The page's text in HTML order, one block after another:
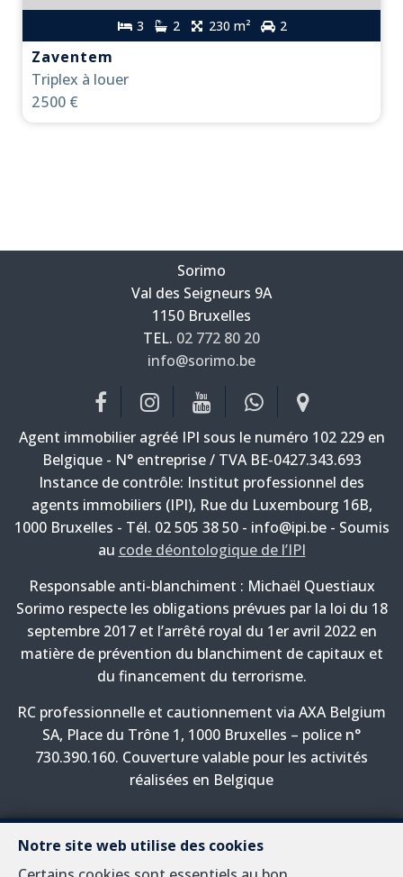
3 2 230 m² 2
Zaventem
Triplex à louer
2 500 €
Notre site web utilise des cookies
Sorimo
—
Val des Seigneurs 9A
—
1150 Bruxelles
TEL. 02 772 80 20
—
info@sorimo.be
Agent immobilier agréé IPI sous le numéro 102 229 en
Belgique - N° entreprise / TVA BE-0427.343.693
Instance de contrôle: Institut professionnel des
agents immobiliers (IPI), Rue du Luxembourg 16B,
1000 Bruxelles - Tél. 02 505 38 50 - info@ipi.be - Soumis
au code déontologique de l’IPI
Responsable anti-blanchiment : Michaël Questiaux
Sorimo respecte les obligations prévues par la loi du 18
septembre 2017 et l’arrêté royal du 1er avril 2022 en
matière de prévention du blanchiment de capitaux et
du financement du terrorisme.
RC professionnelle et cautionnement via AXA Belgium
SA, Place du Trône 1, 1000 Bruxelles – police n°
730.390.160. Couverture valable pour les activités
réalisées en Belgique
A propos